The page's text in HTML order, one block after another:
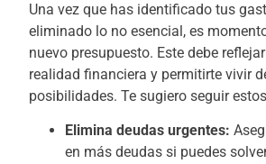
Una vez que has identificado tus
eliminado lo no esencial, es
nuevo presupuesto. Este debe
realidad financiera y permitirte vivir
posibilidades. Te sugiero seguir
Elimina deudas urgentes:
en más deudas si puedes